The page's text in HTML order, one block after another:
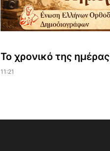
Το χρονικό της ημέρας
11:21